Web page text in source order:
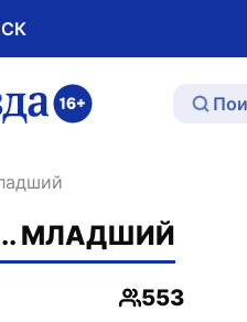
МЛАДШИЙ
Просмотры
553